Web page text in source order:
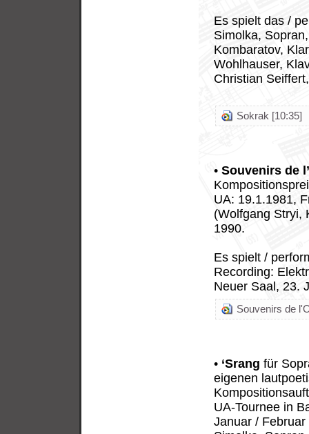
Es spielt das /
Simolka,
Kombaratov,
Wohlhauser,
Christian
Sokrak [10:35]
•Souvenirs de
UA: 19.1.1981,
(Wolfgang Stryi,
1990.
Es spielt /
Recording:
Neuer Saal, 23.
Souvenirs de
• ‘Srang für
eigenen
UA-Tournee in
Januar /